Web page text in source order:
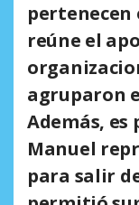
reúne el
agruparon
Además,
Manuel
para salir